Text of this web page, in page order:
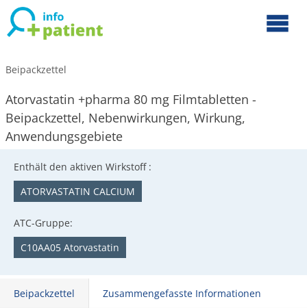
Beipackzettel
Atorvastatin +pharma 80 mg Filmtabletten -
Beipackzettel, Nebenwirkungen, Wirkung,
Anwendungsgebiete
Enthält den aktiven Wirkstoff :
ATORVASTATIN CALCIUM
ATC-Gruppe:
C10AA05 Atorvastatin
Beipackzettel Zusammengefasste Informationen